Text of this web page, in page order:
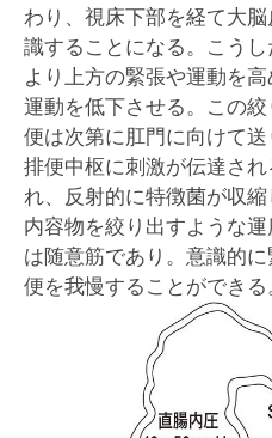
わり、視床下部を経て大
識することになる。こう
より上方の緊張や運動を
運動を低下させる。この絞
便は次第に肛門に向けて送
排便中枢に刺激が伝達さ
れ、反射的に特徴菌が収縮
内容物を絞り出すような
は随意筋であり。意識的
便を我慢することができる